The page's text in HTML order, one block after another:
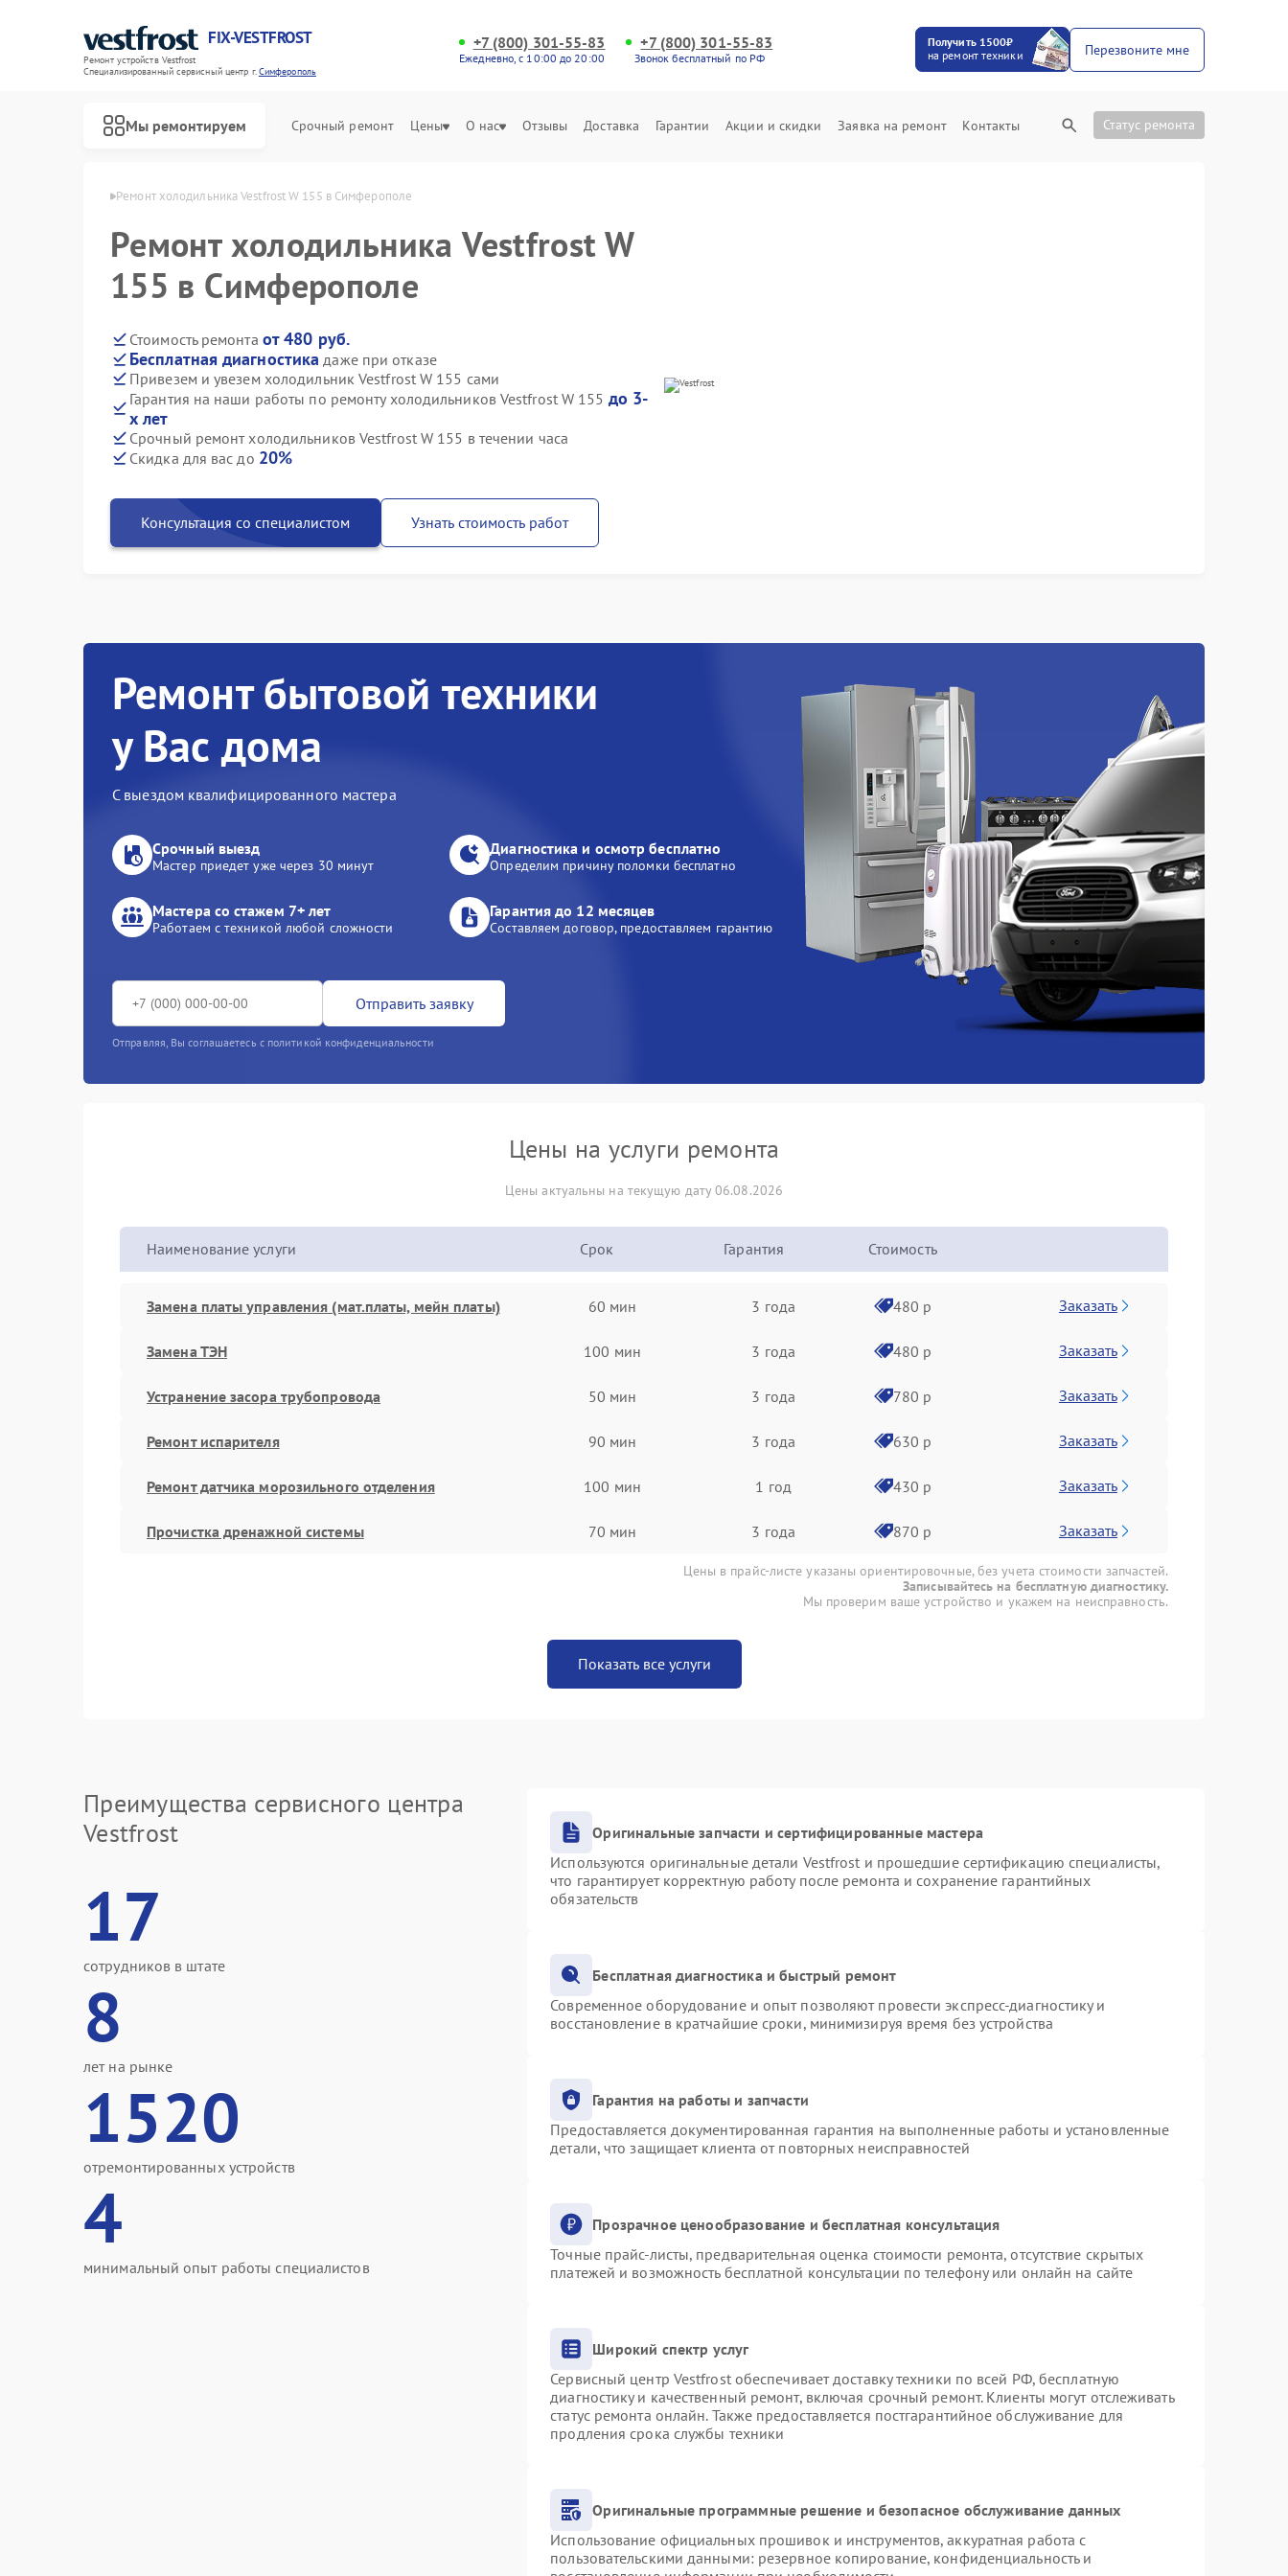
FIX-VESTFROST
Ремонт устройств Vestfrost
Специализированный cервисный центр г.Симферополь
+7 (800) 301-55-83
Ежедневно, с 10:00 до 20:00
+7 (800) 301-55-83
Звонок бесплатный по РФ
Получить 1500₽
на ремонт техники
Перезвоните мне
Мы ремонтируем Срочный ремонт Цены О нас Отзывы Доставка Гарантии Акции и скидки Заявка на ремонт Контакты Статус ремонта
в Симферополе Ремонт холодильника Vestfrost W 155 в Симферополе
Ремонт холодильника Vestfrost W
155 в Симферополе
Стоимость ремонта от 480 руб.
Бесплатная диагностика даже при отказе
Привезем и увезем холодильник Vestfrost W 155 сами
Гарантия на наши работы по ремонту холодильников Vestfrost W 155 до 3-
х лет
Срочный ремонт холодильников Vestfrost W 155 в течении часа
Скидка для вас до 20%
Консультация со специалистом Узнать стоимость работ
Ремонт бытовой техники
у Вас дома
С выездом квалифицированного мастера
Срочный выезд
Мастер приедет уже через 30 минут
Диагностика и осмотр бесплатно
Определим причину поломки бесплатно
Мастера со стажем 7+ лет
Работаем с техникой любой сложности
Гарантия до 12 месяцев
Составляем договор, предоставляем гарантию
Отправить заявку
Отправляя, Вы соглашаетесь с политикой конфиденциальности
Цены на услуги ремонта
Цены актуальны на текущую дату 06.08.2026
Наименование услуги Срок Гарантия Стоимость
Замена платы управления (мат.платы, мейн платы) 60 мин 3 года 480 р Заказать
Замена ТЭН 100 мин 3 года 480 р Заказать
Устранение засора трубопровода 50 мин 3 года 780 р Заказать
Ремонт испарителя 90 мин 3 года 630 р Заказать
Ремонт датчика морозильного отделения 100 мин 1 год 430 р Заказать
Прочистка дренажной системы 70 мин 3 года 870 р Заказать
Цены в прайс-листе указаны ориентировочные, без учета стоимости запчастей.
Записывайтесь на бесплатную диагностику.
Мы проверим ваше устройство и укажем на неисправность.
Показать все услуги
Преимущества сервисного центра
Vestfrost
17
сотрудников в штате
8
лет на рынке
1520
отремонтированных устройств
4
минимальный опыт работы специалистов
Оригинальные запчасти и сертифицированные мастера
Используются оригинальные детали Vestfrost и прошедшие сертификацию специалисты,
что гарантирует корректную работу после ремонта и сохранение гарантийных
обязательств
Бесплатная диагностика и быстрый ремонт
Современное оборудование и опыт позволяют провести экспресс-диагностику и
восстановление в кратчайшие сроки, минимизируя время без устройства
Гарантия на работы и запчасти
Предоставляется документированная гарантия на выполненные работы и установленные
детали, что защищает клиента от повторных неисправностей
Прозрачное ценообразование и бесплатная консультация
Точные прайс-листы, предварительная оценка стоимости ремонта, отсутствие скрытых
платежей и возможность бесплатной консультации по телефону или онлайн на сайте
Широкий спектр услуг
Сервисный центр Vestfrost обеспечивает доставку техники по всей РФ, бесплатную
диагностику и качественный ремонт, включая срочный ремонт. Клиенты могут отслеживать
статус ремонта онлайн. Также предоставляется постгарантийное обслуживание для
продления срока службы техники
Оригинальные программные решение и безопасное обслуживание данных
Использование официальных прошивок и инструментов, аккуратная работа с
пользовательскими данными: резервное копирование, конфиденциальность и